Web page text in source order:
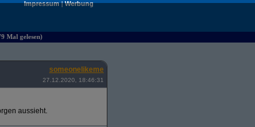
Impressum|Werbung
Mal gelesen)
someonelikeme
27.12.2020, 18:46:31
aussieht.